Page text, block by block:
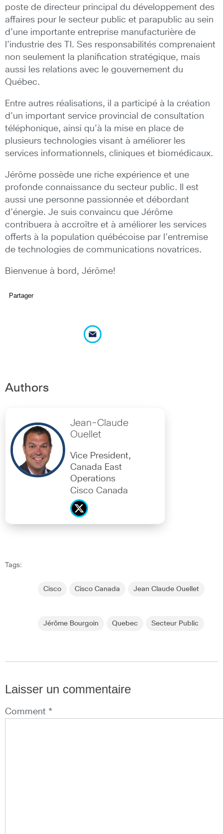
poste de directeur principal du développement des
affaires pour le secteur public et parapublic au sein
d’une importante entreprise manufacturière de
l’industrie des TI. Ses responsabilités comprenaient
non seulement la planification stratégique, mais
aussi les relations avec le gouvernement du
Québec.
Entre autres réalisations, il a participé à la création
d’un important service provincial de consultation
téléphonique, ainsi qu’à la mise en place de
plusieurs technologies visant à améliorer les
services informationnels, cliniques et biomédicaux.
Jérôme possède une riche expérience et une
profonde connaissance du secteur public. Il est
aussi une personne passionnée et débordant
d’énergie. Je suis convaincu que Jérôme
contribuera à accroître et à améliorer les services
offerts à la population québécoise par l’entremise
de technologies de communications novatrices.
Bienvenue à bord, Jérôme!
Partager
Authors
Jean-Claude
Ouellet
Vice President,
Canada East
Operations
Cisco Canada
Tags:
Cisco Cisco Canada Jean Claude Ouellet
Jérôme Bourgoin Quebec Secteur Public
Laisser un commentaire
Comment *